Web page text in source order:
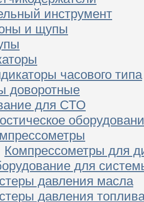
инструмент
и щупы
часового типа
доворотные
для СТО
Компрессометры для
для
давления масла
давления